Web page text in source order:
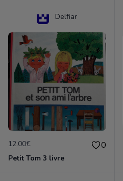
Delfiar
12.00€ 0
Petit Tom 3 livre